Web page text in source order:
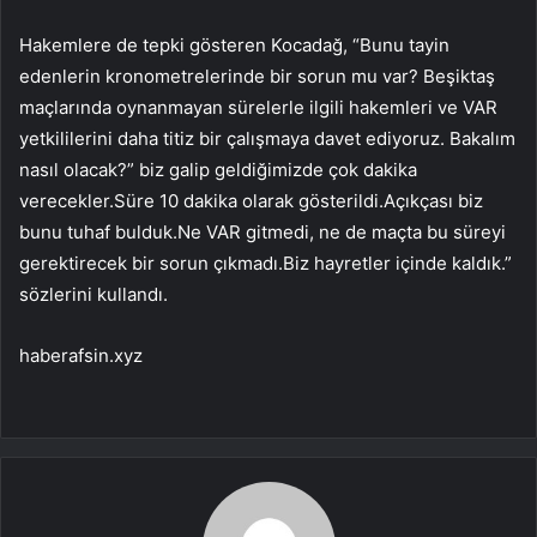
Hakemlere de tepki gösteren Kocadağ, “Bunu tayin
edenlerin kronometrelerinde bir sorun mu var? Beşiktaş
maçlarında oynanmayan sürelerle ilgili hakemleri ve VAR
yetkililerini daha titiz bir çalışmaya davet ediyoruz. Bakalım
nasıl olacak?” biz galip geldiğimizde çok dakika
verecekler.Süre 10 dakika olarak gösterildi.Açıkçası biz
bunu tuhaf bulduk.Ne VAR gitmedi, ne de maçta bu süreyi
gerektirecek bir sorun çıkmadı.Biz hayretler içinde kaldık.”
sözlerini kullandı.
haberafsin.xyz